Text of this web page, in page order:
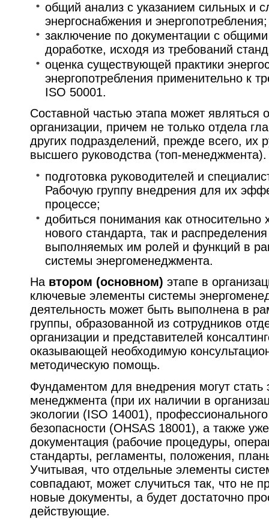
общий анализ с указанием сильных и
энергоснабжения и энергопотребления;
заключение по документации с
доработке, исходя из требований
оценка существующей практики
энергопотребления применительно к
ISO 50001.
Составной частью этапа может являться
организации, причем не только отдела
других подразделений, прежде всего, их
высшего руководства (топ-
подготовка руководителей и
Рабочую группу внедрения для их
процессе;
добиться понимания как относительно
нового стандарта, так и
выполняемых им ролей и функций в
системы энергоменеджмента.
На втором (основном) этапе в
ключевые элементы системы
деятельность может быть выполнена в
группы, образованной из сотрудников
организации и представителей
оказывающей необходимую
методическую помощь.
Фундаментом для внедрения могут стать
менеджмента (при их наличии в
экологии (ISO 14001),
безопасности (OHSAS 18001), а также
документация (рабочие процедуры,
стандарты, регламенты, положения,
Учитывая, что отдельные элементы
совпадают, может случиться так, что не
новые документы, а будет достаточно
действующие.